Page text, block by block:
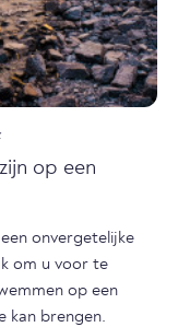
op een
onvergetelijke
om u voor te
op een
kan brengen.